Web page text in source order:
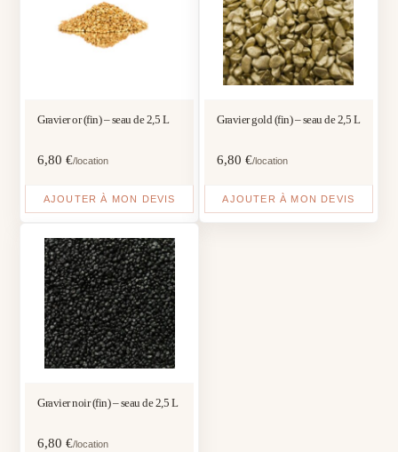
Gravier or (fin) – seau de 2,5 L
6,80€/location
AJOUTER À MON DEVIS
Gravier gold (fin) – seau de 2,5 L
6,80 €/location
AJOUTER À MON DEVIS
Gravier noir (fin) – seau de 2,5 L
6,80€/location